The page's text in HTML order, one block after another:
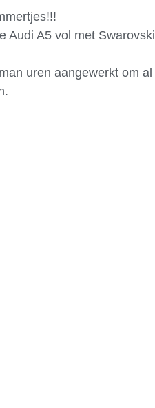
Audi A5 vol met Swarovski
uren aangewerkt om al